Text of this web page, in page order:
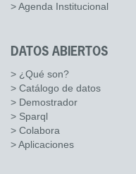
> Agenda Institucional
DATOS ABIERTOS
> ¿Qué son?
> Catálogo de datos
> Demostrador
> Sparql
> Colabora
> Aplicaciones